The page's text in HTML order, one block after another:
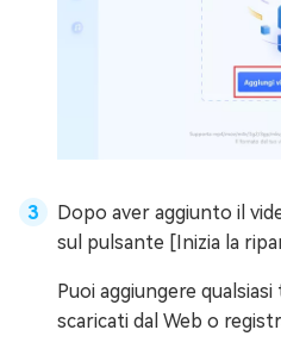
Dopo aver aggiunto il
sul pulsante [Inizia la
Puoi aggiungere
scaricati dal Web o